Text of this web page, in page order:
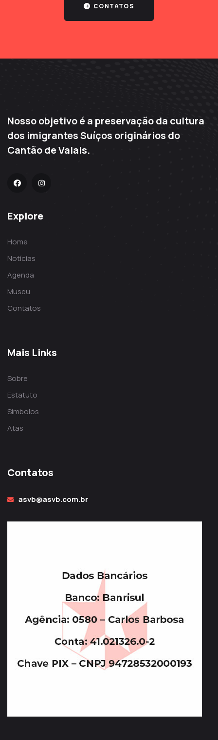
CONTATOS
Nosso objetivo é a preservação da cultura
dos imigrantes Suíços originários do
Cantão de Valais.
Explore
Home
Notícias
Agenda
Museu
Contatos
Mais Links
Sobre
Estatuto
Símbolos
Atas
Contatos
asvb@asvb.com.br